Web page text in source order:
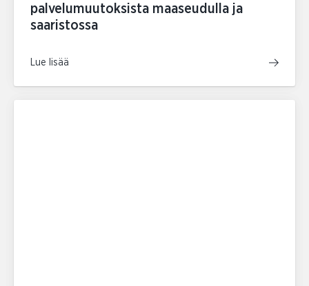
palvelumuutoksista maaseudulla ja
saaristossa
Lue lisää